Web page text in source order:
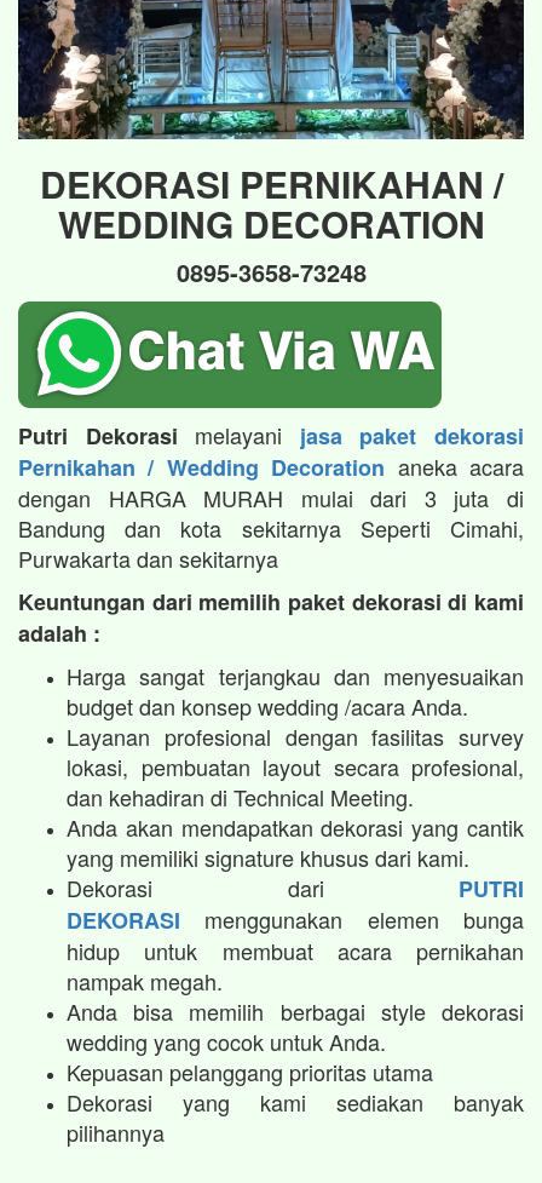
DEKORASI PERNIKAHAN /
WEDDING DECORATION
0895-3658-73248
Putri Dekorasi melayani jasa paket dekorasi
Pernikahan / Wedding Decoration aneka acara
dengan HARGA MURAH mulai dari 3 juta di
Bandung dan kota sekitarnya Seperti Cimahi,
Purwakarta dan sekitarnya
Keuntungan dari memilih paket dekorasi di kami
adalah :
Harga sangat terjangkau dan menyesuaikan
budget dan konsep wedding /acara Anda.
Layanan profesional dengan fasilitas survey
lokasi, pembuatan layout secara profesional,
dan kehadiran di Technical Meeting.
Anda akan mendapatkan dekorasi yang cantik
yang memiliki signature khusus dari kami.
Dekorasi dari PUTRI
DEKORASI menggunakan elemen bunga
hidup untuk membuat acara pernikahan
nampak megah.​
Anda bisa memilih berbagai style dekorasi
wedding yang cocok untuk Anda.
Kepuasan pelanggang prioritas utama
Dekorasi yang kami sediakan banyak
pilihannya